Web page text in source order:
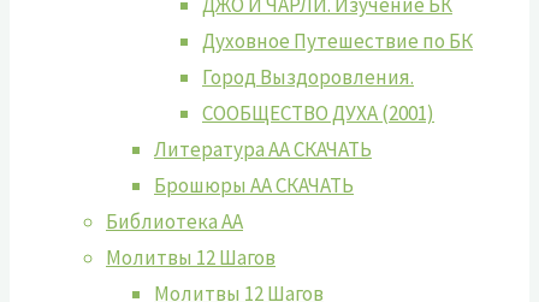
Духовное Путешествие по БК
Город Выздоровления.
СООБЩЕСТВО ДУХА (2001)
Литература АА СКАЧАТЬ
Брошюры АА СКАЧАТЬ
Библиотека АА
Молитвы 12 Шагов
Молитвы 12 Шагов